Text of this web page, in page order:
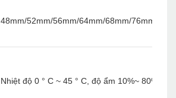
48mm/52mm/56mm/64mm/68mm/76mm/
Nhiệt độ 0 ° C ~ 45 ° C, độ ẩm 10%~ 80%rh